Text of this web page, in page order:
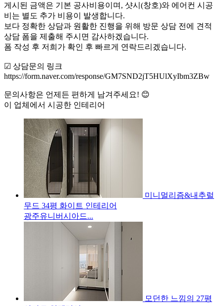
게시된 금액은 기본 공사비용이며, 샷시(창호)와 에어컨 시공
비는 별도 추가 비용이 발생합니다.
보다 정확한 상담과 원활한 진행을 위해 방문 상담 전에 견적
상담 폼을 제출해 주시면 감사하겠습니다.
폼 작성 후 저희가 확인 후 빠르게 연락드리겠습니다.
☑ 상담문의 링크
https://form.naver.com/response/GM7SND2jT5HUlXyIbm3ZBw
문의사항은 언제든 편하게 남겨주세요! 😊
이 업체에서 시공한 인테리어
미니멀리즘&내추럴
무드 34평 화이트 인테리어
광주유니버시아드...
모던한 느낌의 27평